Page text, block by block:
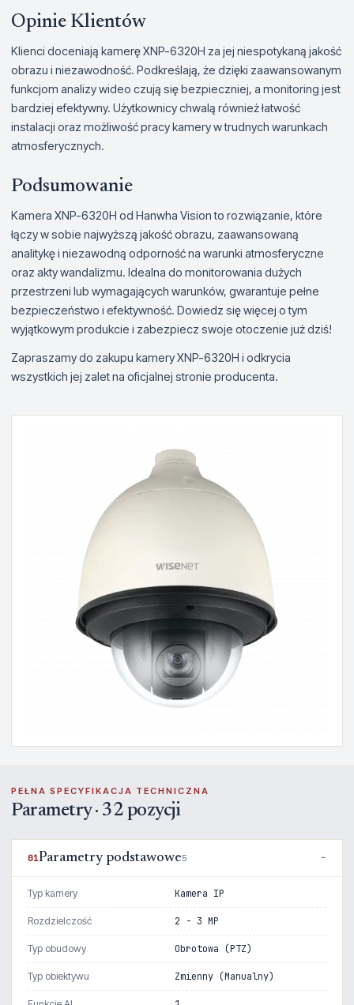
Opinie Klientów
Klienci doceniają kamerę XNP-6320H za jej niespotykaną jakość
obrazu i niezawodność. Podkreślają, że dzięki zaawansowanym
funkcjom analizy wideo czują się bezpieczniej, a monitoring jest
bardziej efektywny. Użytkownicy chwalą również łatwość
instalacji oraz możliwość pracy kamery w trudnych warunkach
atmosferycznych.
Podsumowanie
Kamera XNP-6320H od Hanwha Vision to rozwiązanie, które
łączy w sobie najwyższą jakość obrazu, zaawansowaną
analitykę i niezawodną odporność na warunki atmosferyczne
oraz akty wandalizmu. Idealna do monitorowania dużych
przestrzeni lub wymagających warunków, gwarantuje pełne
bezpieczeństwo i efektywność. Dowiedz się więcej o tym
wyjątkowym produkcie i zabezpiecz swoje otoczenie już dziś!
Zapraszamy do zakupu kamery XNP-6320H i odkrycia
wszystkich jej zalet na oficjalnej stronie producenta.
PEŁNA SPECYFIKACJA TECHNICZNA
Parametry · 32 pozycji
01Parametry podstawowe5
Typ kamery Kamera IP
Rozdzielczość 2 - 3 MP
Typ obudowy Obrotowa (PTZ)
Typ obiektywu Zmienny (Manualny)